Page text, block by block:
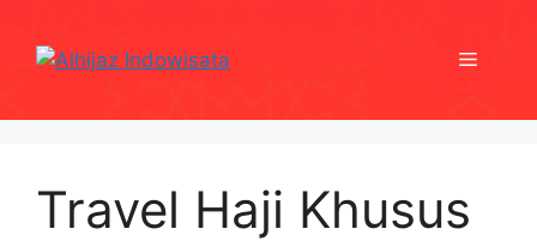
content
Menu
Travel Haji Khusus